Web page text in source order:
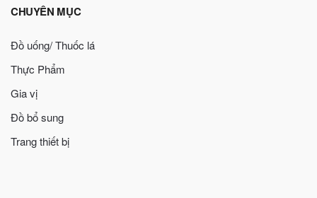
CHUYÊN MỤC
Đồ uống/ Thuốc lá
Thực Phẩm
Gia vị
Đồ bổ sung
Trang thiết bị